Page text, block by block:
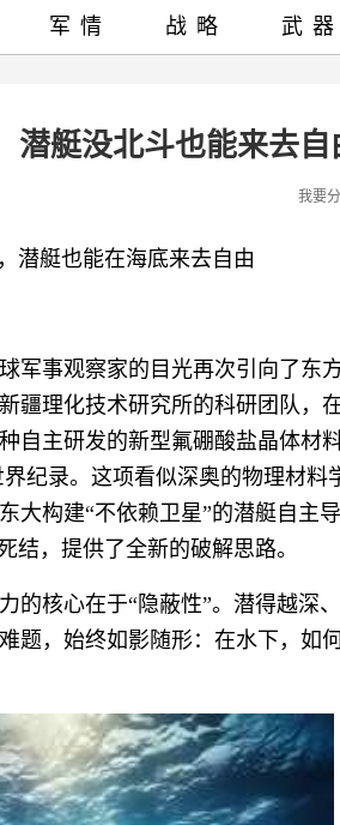
潜艇没北斗也能来去自
我要
潜艇也能在海底来去自由
军事观察家的目光再次引向了东
疆理化技术研究所的科研团队，
自主研发的新型氟硼酸盐晶体材
纪录。这项看似深奥的物理材料
构建“不依赖卫星”的潜艇自主
结，提供了全新的破解思路。
的核心在于“隐蔽性”。潜得越深
题，始终如影随形：在水下，如
军情 战略 武器